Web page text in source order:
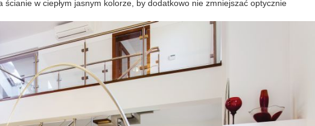
ścianie w ciepłym jasnym kolorze, by dodatkowo nie zmniejszać optycznie